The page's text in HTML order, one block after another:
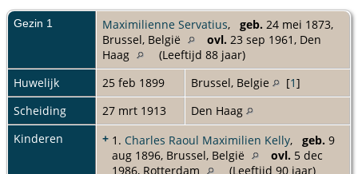
Gezin 1 Maximilienne Servatius, geb. 24 mei 1873,
Brussel, België
ovl. 23 sep 1961, Den
Haag
(Leeftijd 88 jaar)
Huwelijk
25 feb 1899 Brussel, Belgie [1]
Scheiding
27 mrt 1913
Den Haag
Kinderen
+ 1. Charles Raoul Maximilien Kelly, geb. 9
aug 1896, Brussel, België
ovl. 5 dec
1986, Rotterdam
(Leeftijd 90 jaar)